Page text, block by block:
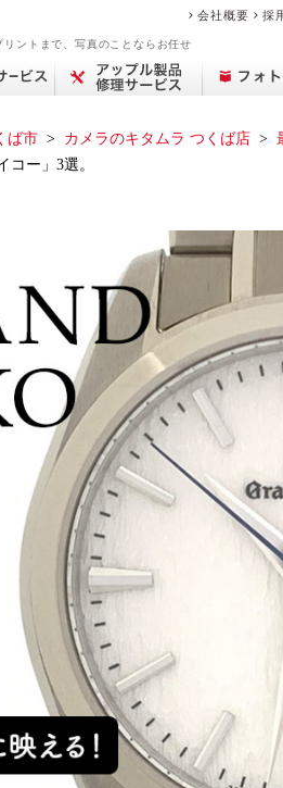
会社概要 採
ントまで、写真のことならお任せ
中古カメラ・レンズ 中古時計
フォトパネル
（PANELO）
遺影写真の作
来店事前確認のお願
い
お役立ち情報
おなかのフォトブッ
ク
アトリエフォ
時計買取 スマホ買
ば市 カメラのキタムラ つくば店
コー」3選。